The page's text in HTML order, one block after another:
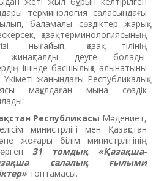
терминология саласындағы
баламалы сөздіктер жарық
қазақ терминологиясының
нығайып, қазақ тілінің
жинақталды деуге болады.
ішінде басшылыққа алынатыны
жанындағы Республикалық
мақұлдаған мына сөздік
Республикасы Мәдениет,
министрлігі мен Қазақстан
жоғары білім министрлігінің
31 томдық «Қазақша-
салалық ғылыми
топтамасы.